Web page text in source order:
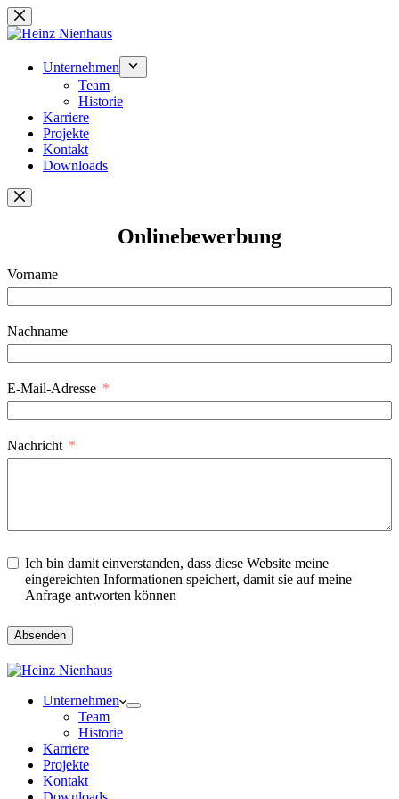
Zum
Inhalt
Unternehmen
Team
Historie
Karriere
Projekte
Kontakt
Downloads
Onlinebewerbung
Vorname
Nachname
E-Mail-Adresse
Nachricht
Ich bin damit einverstanden, dass diese Website meine
eingereichten Informationen speichert, damit sie auf meine
Anfrage antworten können
Absenden
Unternehmen
Team
Historie
Karriere
Projekte
Kontakt